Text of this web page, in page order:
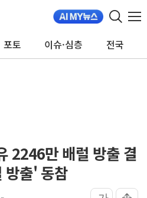
포토 이슈·심층 전국
2246만 배럴 방출 결
출' 동참